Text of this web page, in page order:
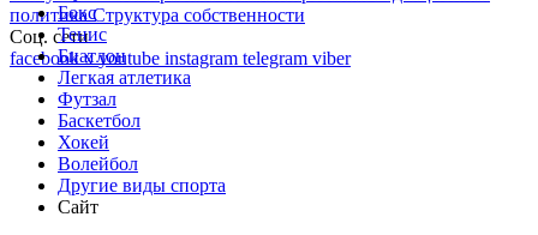
политикаСтруктура собственности
Соц. сети
facebookxyoutube instagram telegram viber
Бокс
Тенис
Биатлон
Легкая атлетика
Футзал
Баскетбол
Хокей
Волейбол
Другие виды спорта
Сайт